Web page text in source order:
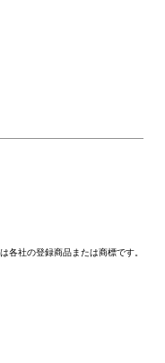
各社の登録商品または商標です。